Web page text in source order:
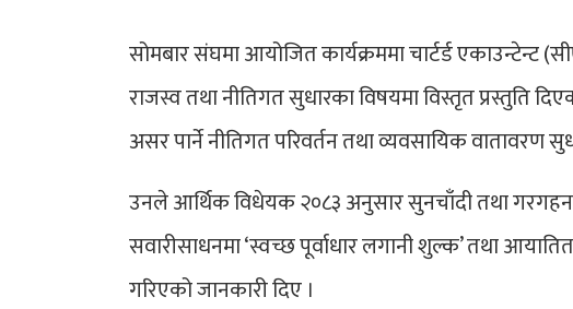
सोमबार संघमा आयोजित कार्यक्रममा चार्टर्ड
राजस्व तथा नीतिगत सुधारका विषयमा विस्तृत प्रस्तुति
असर पार्ने नीतिगत परिवर्तन तथा व्यवसायिक वातावरण
उनले आर्थिक विधेयक २०८३ अनुसार सुनचाँदी तथा
सवारीसाधनमा ‘स्वच्छ पूर्वाधार लगानी शुल्क’ तथा
गरिएको जानकारी दिए ।